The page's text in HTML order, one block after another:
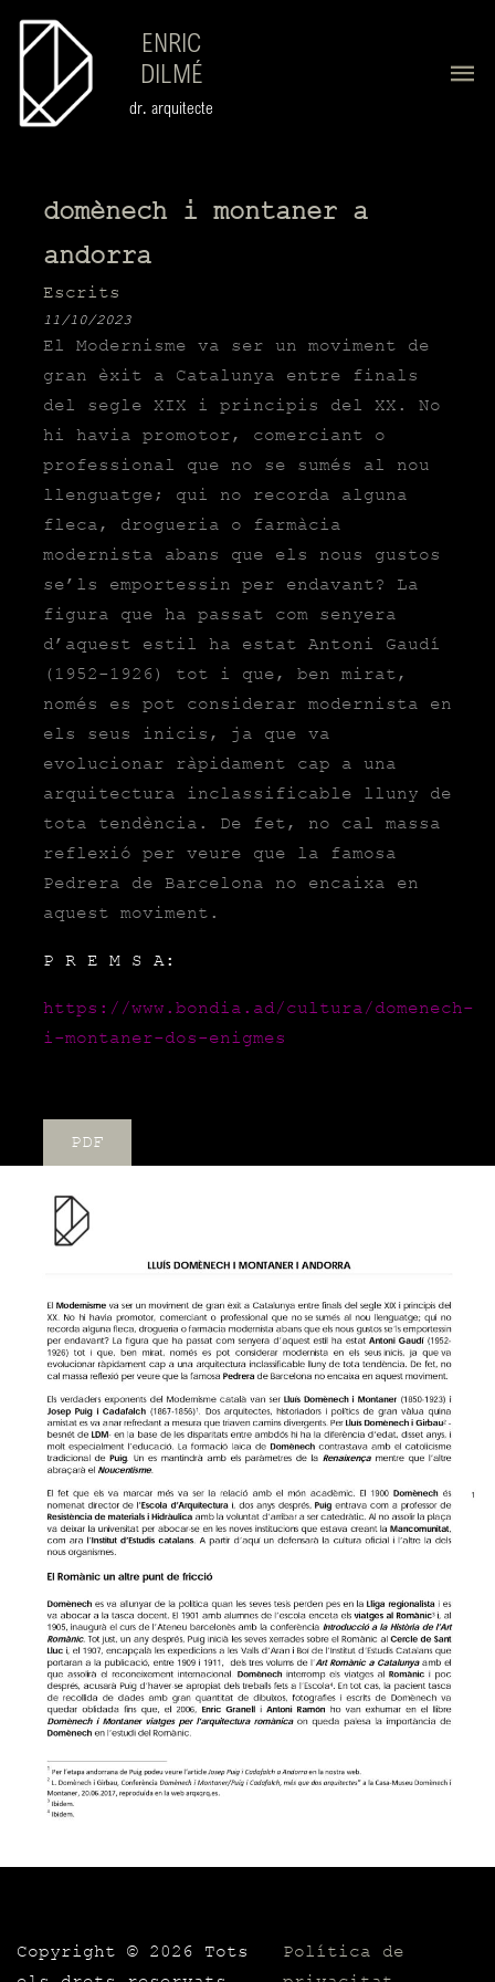
ENRIC
DILMÉ
dr. arquitecte
domènech i montaner a
andorra
Escrits
11/10/2023
El Modernisme va ser un moviment de
gran èxit a Catalunya entre finals
del segle XIX i principis del XX. No
hi havia promotor, comerciant o
professional que no se sumés al nou
llenguatge; qui no recorda alguna
fleca, drogueria o farmàcia
modernista abans que els nous gustos
se’ls emportessin per endavant? La
figura que ha passat com senyera
d’aquest estil ha estat Antoni Gaudí
(1952-1926) tot i que, ben mirat,
només es pot considerar modernista en
els seus inicis, ja que va
evolucionar ràpidament cap a una
arquitectura inclassificable lluny de
tota tendència. De fet, no cal massa
reflexió per veure que la famosa
Pedrera de Barcelona no encaixa en
aquest moviment.
P R E M S A:
https://www.bondia.ad/cultura/domenech-
i-montaner-dos-enigmes
PDF
Copyright © 2026 Tots
Política de